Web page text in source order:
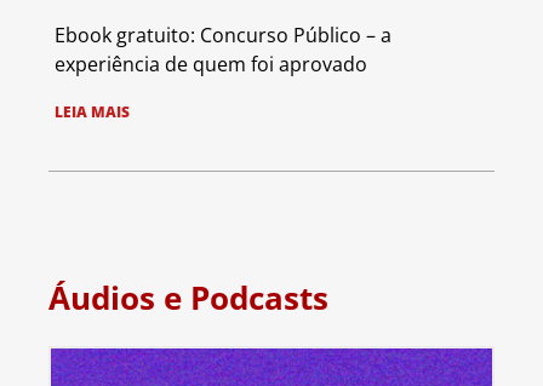
Ebook gratuito: Concurso Público – a
experiência de quem foi aprovado
LEIA MAIS
Áudios e Podcasts